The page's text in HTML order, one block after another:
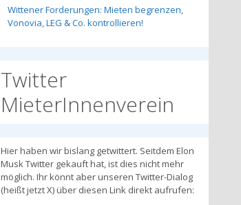
Wittener Forderungen: Mieten begrenzen,
Vonovia, LEG & Co. kontrollieren!
Twitter
MieterInnenverein
Hier haben wir bislang getwittert. Seitdem Elon
Musk Twitter gekauft hat, ist dies nicht mehr
möglich. Ihr könnt aber unseren Twitter-Dialog
(heißt jetzt X) über diesen Link direkt aufrufen: